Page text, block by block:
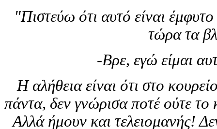
"Πιστεύω ότι αυτό είναι
τώρα τα
-Βρε, εγώ είμαι
Η αλήθεια είναι ότι στο
πάντα, δεν γνώρισα ποτέ ούτε το
Αλλά ήμουν και τελειομανής!